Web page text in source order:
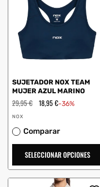
SUJETADOR NOX TEAM
MUJER AZUL MARINO
Precio
habitual
29,95 € Precio
de
18,95 €-36%
Proveedor:
NOX
Comparar
SELECCIONAR OPCIONES